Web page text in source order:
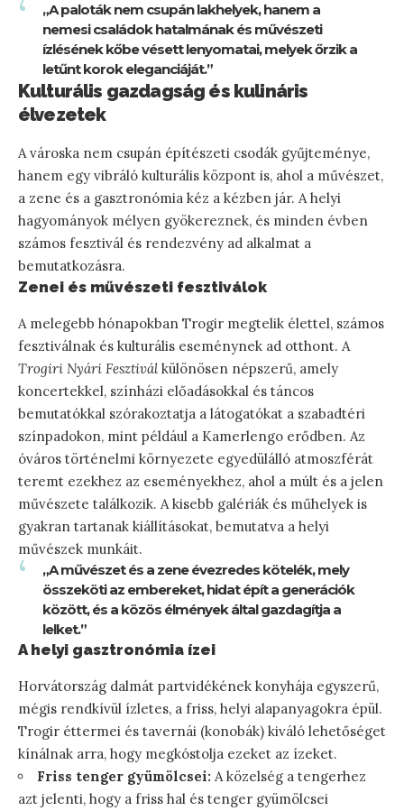
„A paloták nem csupán lakhelyek, hanem a
nemesi családok hatalmának és művészeti
ízlésének kőbe vésett lenyomatai, melyek őrzik a
letűnt korok eleganciáját.”
Kulturális gazdagság és kulináris
élvezetek
A városka nem csupán építészeti csodák gyűjteménye,
hanem egy vibráló kulturális központ is, ahol a művészet,
a zene és a gasztronómia kéz a kézben jár. A helyi
hagyományok mélyen gyökereznek, és minden évben
számos fesztivál és rendezvény ad alkalmat a
bemutatkozásra.
Zenei és művészeti fesztiválok
A melegebb hónapokban Trogir megtelik élettel, számos
fesztiválnak és kulturális eseménynek ad otthont. A
Trogiri Nyári Fesztivál különösen népszerű, amely
koncertekkel, színházi előadásokkal és táncos
bemutatókkal szórakoztatja a látogatókat a szabadtéri
színpadokon, mint például a Kamerlengo erődben. Az
óváros történelmi környezete egyedülálló atmoszférát
teremt ezekhez az eseményekhez, ahol a múlt és a jelen
művészete találkozik. A kisebb galériák és műhelyek is
gyakran tartanak kiállításokat, bemutatva a helyi
művészek munkáit.
„A művészet és a zene évezredes kötelék, mely
összeköti az embereket, hidat épít a generációk
között, és a közös élmények által gazdagítja a
lelket.”
A helyi gasztronómia ízei
Horvátország dalmát partvidékének konyhája egyszerű,
mégis rendkívül ízletes, a friss, helyi alapanyagokra épül.
Trogir éttermei és tavernái (konobák) kiváló lehetőséget
kínálnak arra, hogy megkóstolja ezeket az ízeket.
Friss tenger gyümölcsei: A közelség a tengerhez
azt jelenti, hogy a friss hal és tenger gyümölcsei